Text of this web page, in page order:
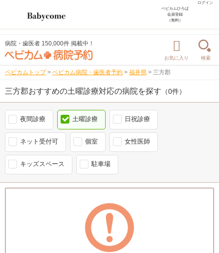
ログイン
ベビカムひろば
会員登録
（無料）
病院・歯医者 150,000件 掲載中！
お気に入り 検索
ベビカムトップ > ベビカム病院・歯医者予約 > 福井県 > 三方郡
三方郡おすすめの土曜診療対応の病院を探す （0件）
夜間診療 土曜診療 日祝診療
ネット受付可 個室 女性医師
キッズスペース 駐車場